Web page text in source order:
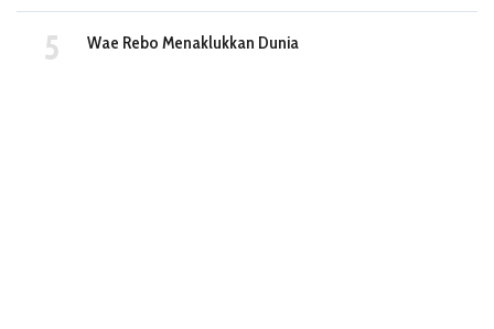
Wae Rebo Menaklukkan Dunia